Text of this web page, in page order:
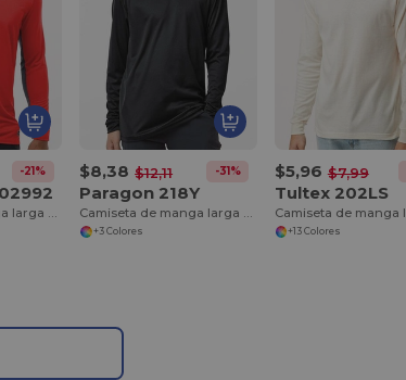
-21%
Camiseta de manga larga Team Issue Hydrolix
$8,38 $12,11 -31%
Paragon 218Y
Camiseta de manga larga Youth Long Islander Performance
+3 Colores
$5,96 $7,99
Tultex 202LS
+13 Colores